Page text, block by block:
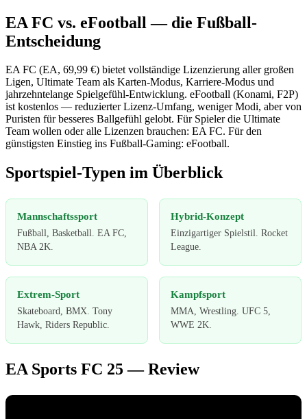
EA FC vs. eFootball — die Fußball-
Entscheidung
EA FC (EA, 69,99 €) bietet vollständige Lizenzierung aller großen
Ligen, Ultimate Team als Karten-Modus, Karriere-Modus und
jahrzehntelange Spielgefühl-Entwicklung. eFootball (Konami, F2P)
ist kostenlos — reduzierter Lizenz-Umfang, weniger Modi, aber von
Puristen für besseres Ballgefühl gelobt. Für Spieler die Ultimate
Team wollen oder alle Lizenzen brauchen: EA FC. Für den
günstigsten Einstieg ins Fußball-Gaming: eFootball.
Sportspiel-Typen im Überblick
Mannschaftssport
Fußball, Basketball. EA FC,
NBA 2K.
Hybrid-Konzept
Einzigartiger Spielstil. Rocket
League.
Extrem-Sport
Skateboard, BMX. Tony
Hawk, Riders Republic.
Kampfsport
MMA, Wrestling. UFC 5,
WWE 2K.
EA Sports FC 25 — Review